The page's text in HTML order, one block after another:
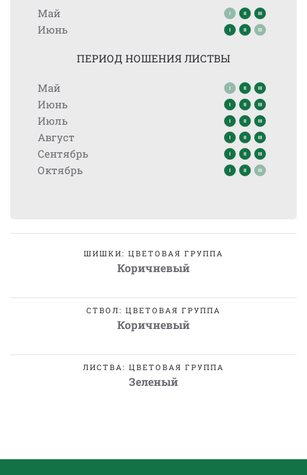
Май
Июнь
ПЕРИОД НОШЕНИЯ ЛИСТВЫ
Май
Июнь
Июль
Август
Сентябрь
Октябрь
ШИШКИ: ЦВЕТОВАЯ ГРУППА
Коричневый
СТВОЛ: ЦВЕТОВАЯ ГРУППА
Коричневый
ЛИСТВА: ЦВЕТОВАЯ ГРУППА
Зеленый